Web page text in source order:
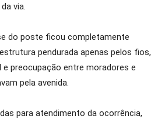
via.
do poste ficou completamente
pendurada apenas pelos fios,
preocupação entre moradores e
pela avenida.
para atendimento da ocorrência,